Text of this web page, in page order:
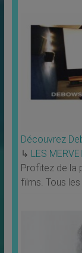
Découvrez
↳ LES
Profitez de la
films. Tous